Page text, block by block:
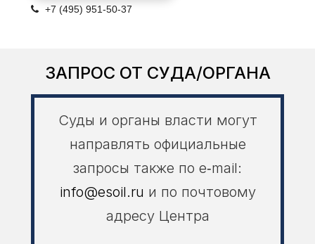
+7 (495) 951-50-37
ЗАПРОС ОТ СУДА/ОРГАНА
Суды и органы власти могут
направлять официальные
запросы также по e‑mail:
info@esoil.ru и по почтовому
адресу Центра